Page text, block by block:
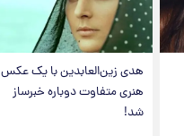
هدی زین‌العابدین با یک عکس
هنری متفاوت دوباره خبرساز
شد!